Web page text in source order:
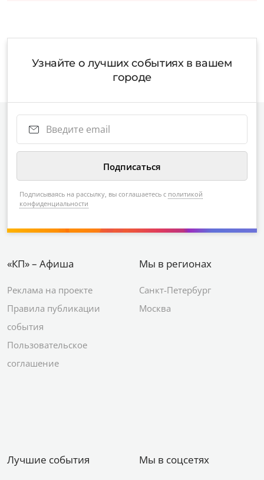
Узнайте о лучших событиях в вашем
городе
Подписываясь на рассылку, вы соглашаетесь с политикой
конфиденциальности
«КП» – Афиша
Реклама на проекте
Правила публикации
события
Пользовательское
соглашение
Мы в регионах
Санкт-Петербург
Москва
Лучшие события Мы в соцсетях